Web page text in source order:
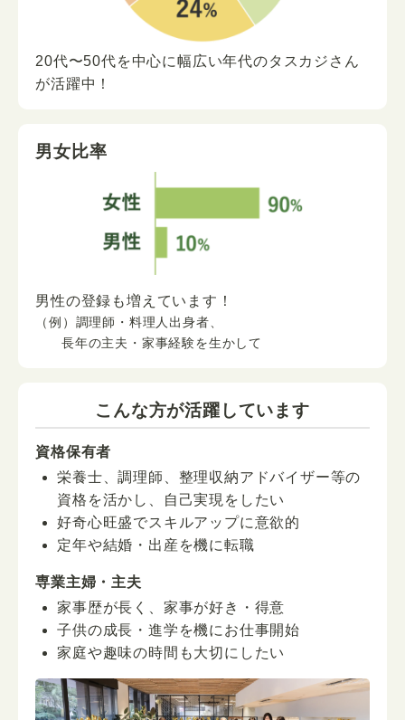
20代〜50代を中心に幅広い年代のタスカジさん
が活躍中！
男女比率
男性の登録も増えています！
（例）調理師・料理人出身者、
長年の主夫・家事経験を生かして
こんな方が活躍しています
資格保有者
栄養士、調理師、整理収納アドバイザー等の
資格を活かし、自己実現をしたい
好奇心旺盛でスキルアップに意欲的
定年や結婚・出産を機に転職
専業主婦・主夫
家事歴が長く、家事が好き・得意
子供の成長・進学を機にお仕事開始
家庭や趣味の時間も大切にしたい